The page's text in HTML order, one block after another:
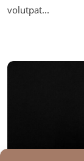
volutpat...